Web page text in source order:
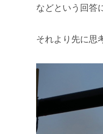
などという回答
それより先に思